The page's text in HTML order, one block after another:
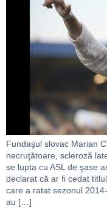
Fundaşul slovac Marian
necruţătoare, scleroză
se lupta cu ASL de şase
declarat că ar fi cedat
care a ratat sezonul
au […]